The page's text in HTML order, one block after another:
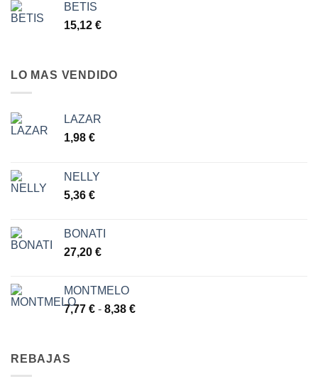
BETIS
15,12 €
LO MAS VENDIDO
LAZAR
1,98 €
NELLY
5,36 €
BONATI
27,20 €
MONTMELO
7,77 € - 8,38 €Rango
REBAJAS